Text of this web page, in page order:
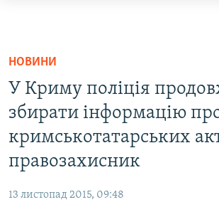
Перейти
основного
матеріалу
Перейти
до
основної
Перейти
ВОДА.КРИМ
ВІДЕО ТА ФОТО
ПОЛІТИКА
БЛОГИ
ПОГЛЯД
НОВИНИ
У Криму поліція
збирати інформацію
кримськотатарських
правозахисник
13 листопад 2015, 09:48